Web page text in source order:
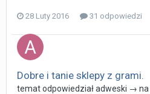
28 Luty 2016 31 odpowiedzi
Dobre i tanie sklepy z grami.
temat odpowiedziaładweski → na